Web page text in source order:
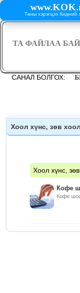
Таны хэрэгцээ бидний
САНАЛ БОЛГОХ:
Хоол хүнс, зөв
Хоол хүнс,
Кофе
Кофе